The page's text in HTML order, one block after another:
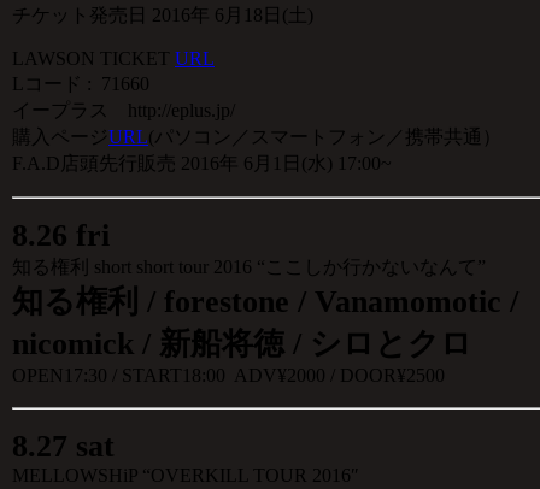
チケット発売日 2016年 6月18日(土)
LAWSON TICKET URL
Lコード : 71660
イープラス http://eplus.jp/
購入ページURL(パソコン／スマートフォン／携帯共通）
F.A.D店頭先行販売 2016年 6月1日(水) 17:00~
8.26 fri
知る権利 short short tour 2016 “ここしか行かないなんて”
知る権利 / forestone / Vanamomotic /
nicomick / 新船将徳 / シロとクロ
OPEN17:30 / START18:00 ADV¥2000 / DOOR¥2500
8.27 sat
MELLOWSHiP “OVERKILL TOUR 2016″